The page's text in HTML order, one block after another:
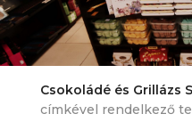
Csokoládé és Grillázs
címkével rendelkező